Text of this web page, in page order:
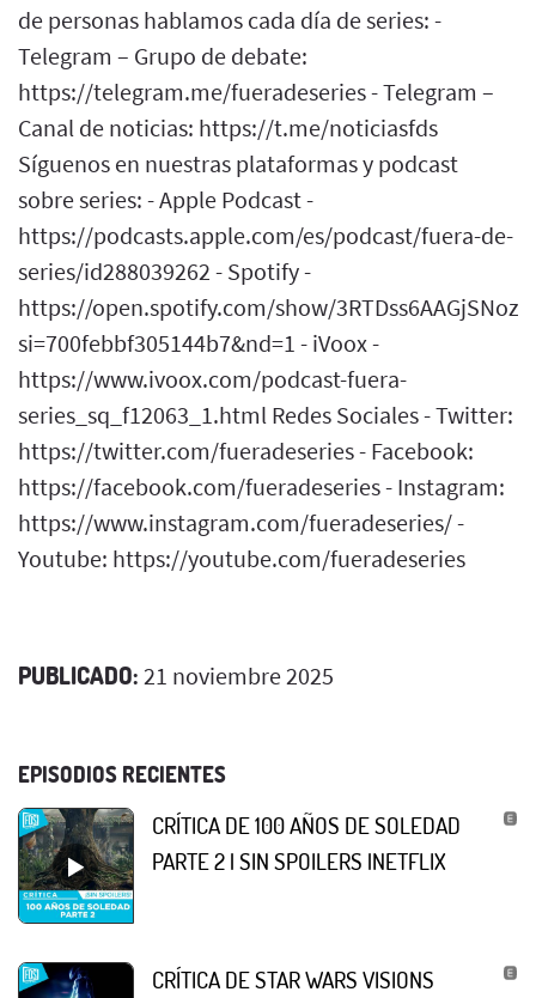
de personas hablamos cada día de series: -
Telegram – Grupo de debate:
https://telegram.me/fueradeseries - Telegram –
Canal de noticias: https://t.me/noticiasfds
Síguenos en nuestras plataformas y podcast
sobre series: - Apple Podcast -
https://podcasts.apple.com/es/podcast/fuera-de-
series/id288039262 - Spotify -
https://open.spotify.com/show/
si=700febbf305144b7&nd=1 - iVoox -
https://www.ivoox.com/podcast-fuera-
series_sq_f12063_1.html Redes Sociales - Twitter:
https://twitter.com/fueradeseries - Facebook:
https://facebook.com/fueradeseries - Instagram:
https://www.instagram.com/fueradeseries/ -
Youtube: https://youtube.com/fueradeseries
PUBLICADO: 21 noviembre 2025
EPISODIOS RECIENTES
CRÍTICA DE 100 AÑOS DE SOLEDAD
PARTE 2 | SIN SPOILERS |NETFLIX
CRÍTICA DE STAR WARS VISIONS